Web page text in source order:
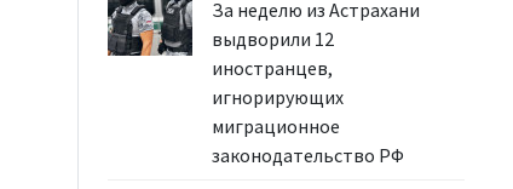
За неделю из Астрахани
выдворили 12
иностранцев,
игнорирующих
миграционное
законодательство РФ